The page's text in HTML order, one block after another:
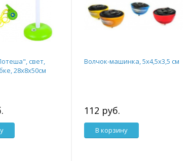
свет,
28х8х50см
Волчок-машинка, 5х4,5х3,5 см
112 руб.
В корзину